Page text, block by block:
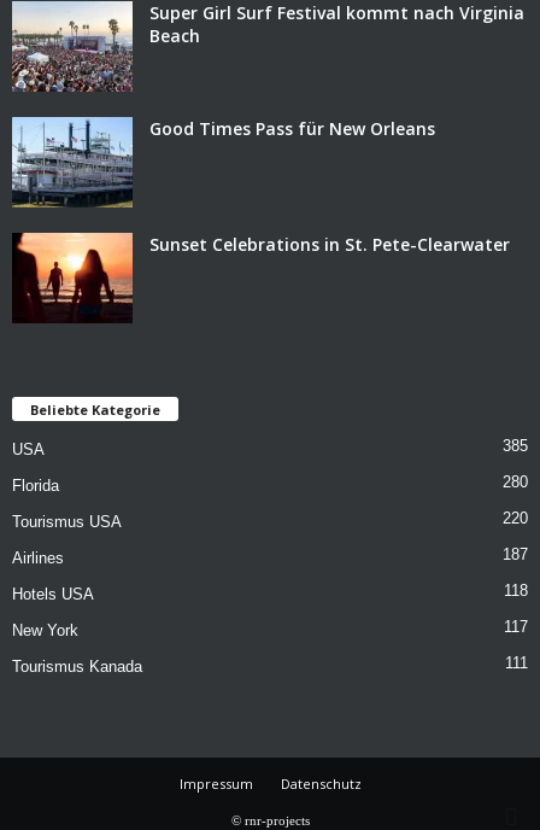
Super Girl Surf Festival kommt nach Virginia
Beach
Good Times Pass für New Orleans
Sunset Celebrations in St. Pete-Clearwater
Beliebte Kategorie
USA 385
Florida 280
Tourismus USA 220
Airlines 187
Hotels USA 118
New York 117
Tourismus Kanada 111
Impressum Datenschutz
© rnr-projects